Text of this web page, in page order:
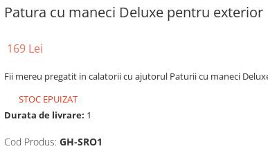
Patura cu maneci Deluxe pentru exterior
169 Lei
Fii mereu pregatit in calatorii cu ajutorul Paturii cu maneci
STOC EPUIZAT
Durata de livrare: 1
Cod Produs: GH-SRO1